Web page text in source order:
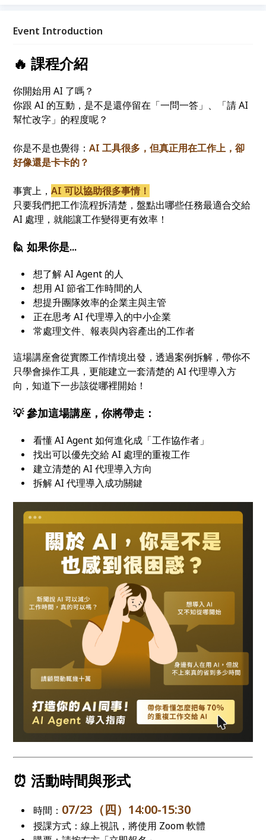
Event Introduction
🔥 課程介紹
你開始用 AI 了嗎？
你跟 AI 的互動，是不是還停留在「一問一答」、「請 AI
幫忙改字」的程度呢？
你是不是也覺得：AI 工具很多，但真正用在工作上，卻
好像還是卡卡的？
事實上，AI 可以協助很多事情！
只要我們把工作流程拆清楚，盤點出哪些任務最適合交給
AI 處理，就能讓工作變得更有效率！
🙋 如果你是...
想了解 AI Agent 的人
想用 AI 節省工作時間的人
想提升團隊效率的企業主與主管
正在思考 AI 代理導入的中小企業
常處理文件、報表與內容產出的工作者
這場講座會從實際工作情境出發，透過案例拆解，帶你不
只學會操作工具，更能建立一套清楚的 AI 代理導入方
向，知道下一步該從哪裡開始！
💡 參加這場講座，你將帶走：
看懂 AI Agent 如何進化成「工作協作者」
找出可以優先交給 AI 處理的重複工作
建立清楚的 AI 代理導入方向
拆解 AI 代理導入成功關鍵
⏰ 活動時間與形式
時間： 07/23（四）14:00-15:30
授課方式：線上視訊，將使用 Zoom 軟體